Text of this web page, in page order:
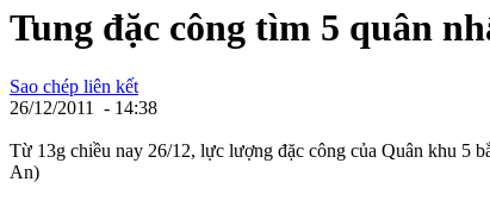
Tung đặc công tìm 5 quân
Sao chép liên kết
26/12/2011 - 14:38
Từ 13g chiều nay 26/12, lực lượng đặc công của Quân khu 5
An)